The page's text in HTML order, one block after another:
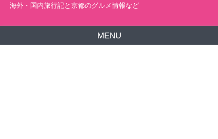
海外・国内旅行記と京都のグルメ情報など
MENU